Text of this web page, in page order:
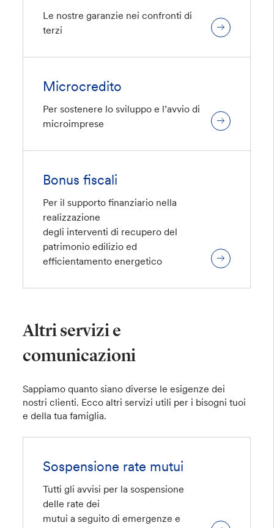
Le nostre garanzie nei confronti di
terzi
Microcredito
Per sostenere lo sviluppo e l’avvio di
microimprese
Bonus fiscali
Per il supporto finanziario nella
realizzazione
degli interventi di recupero del
patrimonio edilizio ed
efficientamento energetico
Altri servizi e
comunicazioni
Sappiamo quanto siano diverse le esigenze dei
nostri clienti. Ecco altri servizi utili per i bisogni tuoi
e della tua famiglia.
Sospensione rate mutui
Tutti gli avvisi per la sospensione
delle rate dei
mutui a seguito di emergenze e